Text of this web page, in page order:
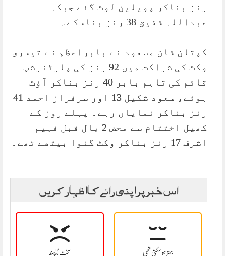
رنز بناکر پویلین لوٹ گئے جبکہ
عبداللہ شفیق 38 رنز بناسکے۔
کپتان شان مسعود نے بابراعظم نے تیسری
وکٹ کی شراکت میں 92 رنز کی پارٹنرشپ
قائم کی تاہم بابر 40 رنز بناکر آؤٹ
ہوئے، سعود شکیل 13 اور سرفراز احمد 41
رنز بناکر نمایاں رہے۔ پہلے روز کے
کھیل اختتام سے محض 2 بال قبل فہیم
اشرف 17 رنز بناکر وکٹ گنوا بیٹھے تھے۔
اس خبر پر اپنی رائے کا اظہار کریں
سخت نا پسند بہتر ہو سکتی تھی